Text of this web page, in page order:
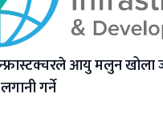
आयु मलुन खोला
गर्ने